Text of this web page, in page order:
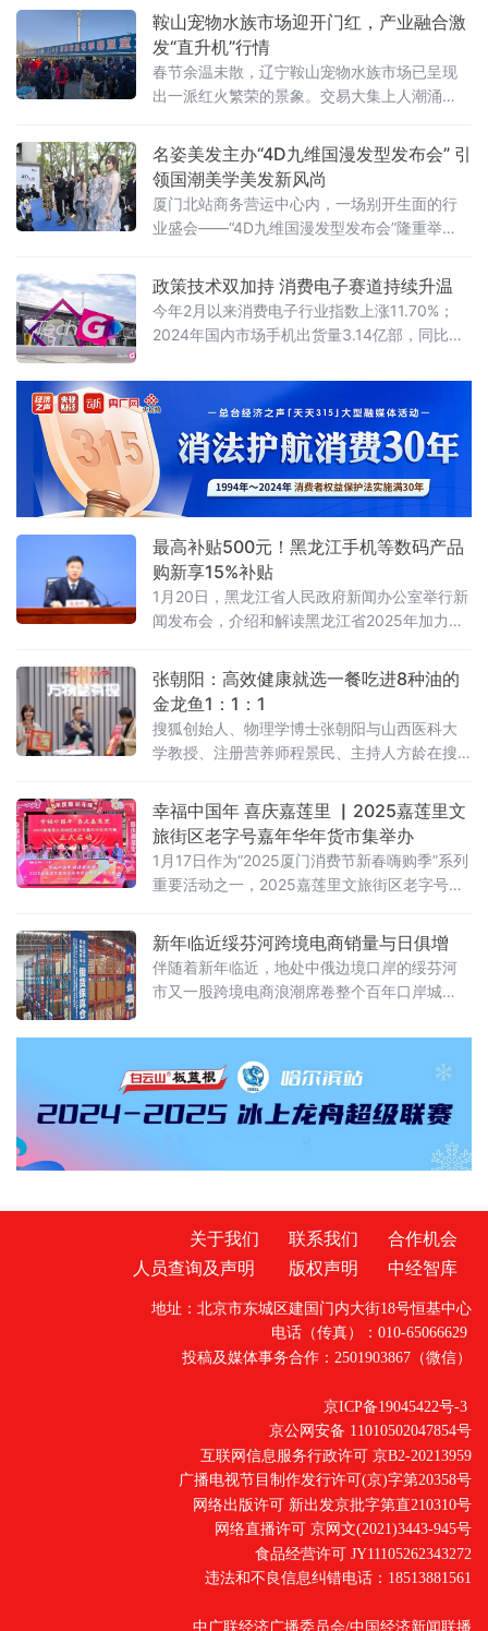
带动了辽宁鞍山市温泉、住宿、餐饮等多种旅
游业态的兴旺，拉动鞍山整个旅游产业链条的
消费火爆，助力鞍山春季旅游市场开门红。 冬
季旅游刚刚收官，春季旅游大幕拉开。为了搅
热鞍山春季旅游市场，发挥千山景区的旅游龙
鞍山宠物水族市场迎开门红，产业融合激
发“直升机”行情
春节余温未散，辽宁鞍山宠物水族市场已呈现
出一派红火繁荣的景象。交易大集上人潮涌
售额较去年同期增长20%以上，鞍山宠物水族
产业有望迎来一波强劲的“直升机”式上升行情。
走进鞍山家和宠物市场，只见熙熙攘攘的人群
在各个摊位间穿梭，宠物嬉闹声与人们的谈笑
声交织成一幅生机勃勃的画卷。市场内不仅有
名姿美发主办“4D九维国漫发型发布会” 引
领国潮美学美发新风尚
厦门北站商务营运中心内，一场别开生面的行
业盛会——“4D九维国漫发型发布会”隆重举
美学·多维焕新”为主题，吸引了全国600余名美
发师、国漫创作者、时尚界人士及媒体代表齐
聚一堂，共同见证国潮美学与美发技术的深度
融合与创新突破。
政策技术双加持 消费电子赛道持续升温
今年2月以来消费电子行业指数上涨11.70%；
2024年国内市场手机出货量3.14亿部，同比增
国厂商……中国信通院、全球市场调研机构
Omdia等最新发布的多项数据显示，随着政
策、技术红利持续释放，消费电子市场需求持
续复苏，产业链景气度不断回升。工业和信息
化部电子司相关负责人在接受《经济参考报》
记者专访时表示，在我国消费电子产业链供应
最高补贴500元！黑龙江手机等数码产品
购新享15%补贴
1月20日，黑龙江省人民政府新闻办公室举行新
闻发布会，介绍和解读黑龙江省2025年加力扩
款手机最终销售价格为4000元，那么补贴金额
为4000×15%=600元，但因为补贴最高不超过
500元，所以该手机的补贴金额为500元。”“再
比如一款手机最终销售价格为3000元，那么补
贴金额为3000×15%=450元，未超过补贴
张朝阳：高效健康就选一餐吃进8种油的
金龙鱼1：1：1
搜狐创始人、物理学博士张朝阳与山西医科大
学教授、注册营养师程景民、主持人方龄在搜
讲求高效的张朝阳不仅分享了自己的个人食
谱，硬核科普了金龙鱼1：1：1，还分享了1：
1：1健康生活新公式，并呼吁大家要少吃油、
吃好油、吃对的油。 一顿饭就能吃到8种油新年
伊始，张朝阳喊话网友好好吃饭，还留了健康
阳
幸福中国年 喜庆嘉莲里 ▏2025嘉莲里文
旅街区老字号嘉年华年货市集举办
1月17日作为“2025厦门消费节新春嗨购季”系列
重要活动之一，2025嘉莲里文旅街区老字号嘉
幕。现场灯笼高挂，彩灯闪烁；老字号年货市
集人头攒动，市民朋友喜气洋洋地参与现场互
动，一边选购年货一边趣味游园，沉浸在欢乐
祥和的节日氛围里。
新年临近绥芬河跨境电商销量与日俱增
伴随着新年临近，地处中俄边境口岸的绥芬河
市又一股跨境电商浪潮席卷整个百年口岸城
客户应接不暇，商家也忙的不可开交，他们用
自己的勤劳为消费者提供高效、便捷的跨境购
物体验。在天府盛俄品龙江壹号仓内，记者看
到，这里直播、出单、打包、装箱、配送等各
关于我们 联系我们
合作机会
人员查询及声明
版权声明 中经智库
地址：北京市东城区建国门内大街18号恒基中心
电话（传真）：010-65066629
投稿及媒体事务合作：2501903867（微信）
京ICP备19045422号-3
京公网安备 11010502047854号
互联网信息服务行政许可 京B2-20213959
广播电视节目制作发行许可(京)字第20358号
网络出版许可 新出发京批字第直210310号
网络直播许可 京网文(2021)3443-945号
食品经营许可 JY11105262343272
违法和不良信息纠错电话：18513881561
中广联经济广播委员会/中国经济新闻联播